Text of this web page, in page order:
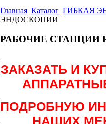
Главная Каталог ГИБКАЯ
ЭНДОСКОПИИ
РАБОЧИЕ СТАНЦИИ
ЗАКАЗАТЬ И
ПОДРОБНУЮ
НАШИХ